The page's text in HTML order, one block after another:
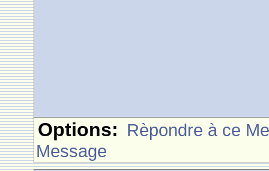
Options: Rèpondre à ce
Message